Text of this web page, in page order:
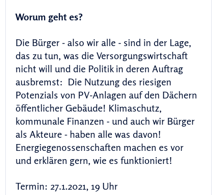
Worum geht es?
Die Bürger - also wir alle - sind in der Lage,
das zu tun, was die Versorgungswirtschaft
nicht will und die Politik in deren Auftrag
ausbremst: Die Nutzung des riesigen
Potenzials von PV-Anlagen auf den Dächern
öffentlicher Gebäude! Klimaschutz,
kommunale Finanzen - und auch wir Bürger
als Akteure - haben alle was davon!
Energiegenossenschaften machen es vor
und erklären gern, wie es funktioniert!
Termin: 27.1.2021, 19 Uhr